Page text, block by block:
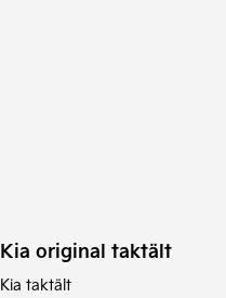
Kia original taktält
Kia taktält